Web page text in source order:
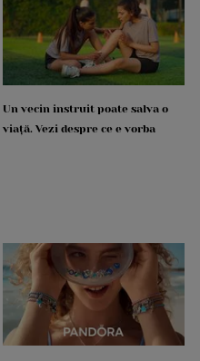
Un vecin instruit poate salva o
viață. Vezi despre ce e vorba